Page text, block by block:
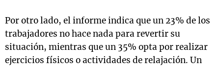
Por otro lado, el informe indica que un 23% de los
trabajadores no hace nada para revertir su
situación, mientras que un 35% opta por realizar
ejercicios físicos o actividades de relajación. Un